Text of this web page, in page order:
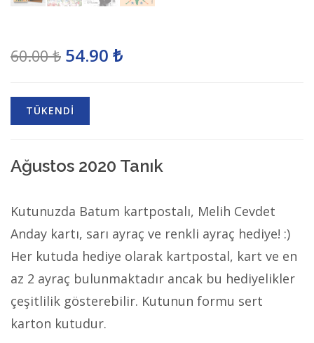
60.00 ₺ 54.90 ₺
TÜKENDİ
Ağustos 2020 Tanık
Kutunuzda Batum kartpostalı, Melih Cevdet
Anday kartı, sarı ayraç ve renkli ayraç hediye! :)
Her kutuda hediye olarak kartpostal, kart ve en
az 2 ayraç bulunmaktadır ancak bu hediyelikler
çeşitlilik gösterebilir. Kutunun formu sert
karton kutudur.